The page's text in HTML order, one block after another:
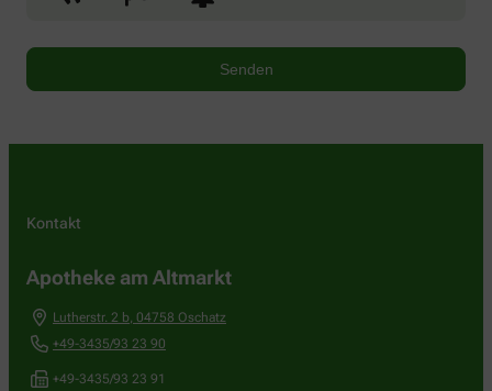
Kontakt
Apotheke am Altmarkt
Lutherstr. 2 b, 04758 Oschatz
+49-3435/93 23 90
+49-3435/93 23 91